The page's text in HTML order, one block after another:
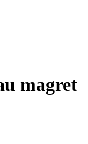
magret